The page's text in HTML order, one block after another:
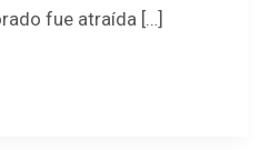
fue atraída […]